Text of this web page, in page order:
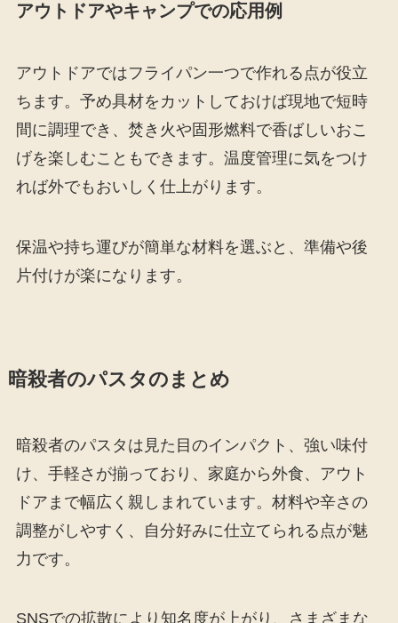
アウトドアやキャンプでの応用例
アウトドアではフライパン一つで作れる点が役立
ちます。予め具材をカットしておけば現地で短時
間に調理でき、焚き火や固形燃料で香ばしいおこ
げを楽しむこともできます。温度管理に気をつけ
れば外でもおいしく仕上がります。
保温や持ち運びが簡単な材料を選ぶと、準備や後
片付けが楽になります。
暗殺者のパスタのまとめ
暗殺者のパスタは見た目のインパクト、強い味付
け、手軽さが揃っており、家庭から外食、アウト
ドアまで幅広く親しまれています。材料や辛さの
調整がしやすく、自分好みに仕立てられる点が魅
力です。
SNSでの拡散により知名度が上がり、さまざまな